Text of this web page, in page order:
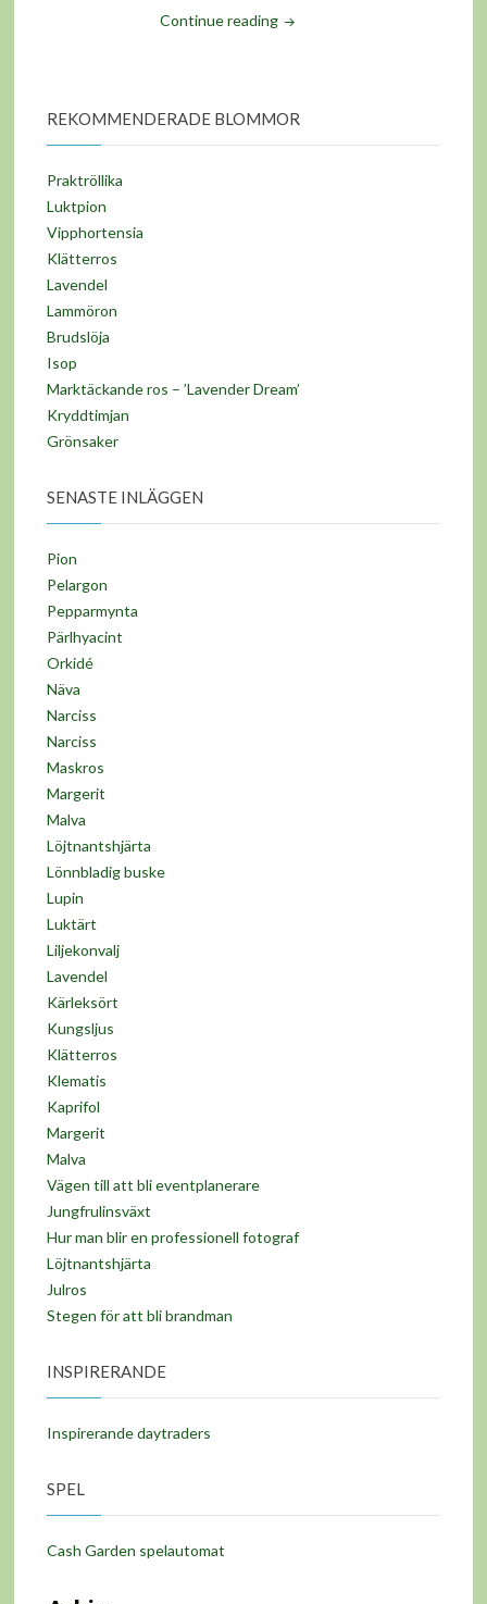
Continue reading"Blåsippa"
REKOMMENDERADE BLOMMOR
Praktröllika
Luktpion
Vipphortensia
Klätterros
Lavendel
Lammöron
Brudslöja
Isop
Marktäckande ros – ’Lavender Dream’
Kryddtimjan
Grönsaker
SENASTE INLÄGGEN
Pion
Pelargon
Pepparmynta
Pärlhyacint
Orkidé
Näva
Narciss
Narciss
Maskros
Margerit
Malva
Löjtnantshjärta
Lönnbladig buske
Lupin
Luktärt
Liljekonvalj
Lavendel
Kärleksört
Kungsljus
Klätterros
Klematis
Kaprifol
Margerit
Malva
Vägen till att bli eventplanerare
Jungfrulinsväxt
Hur man blir en professionell fotograf
Löjtnantshjärta
Julros
Stegen för att bli brandman
INSPIRERANDE
Inspirerande daytraders
SPEL
Cash Garden spelautomat